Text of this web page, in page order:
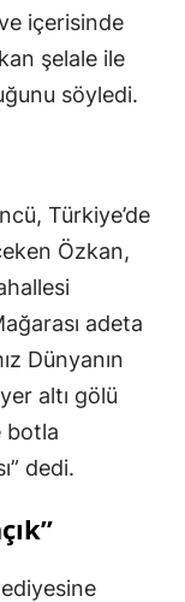
içerisinde
şelale ile
söyledi.
Türkiye’de
Özkan,
adeta
Dünyanın
altı gölü
botla
dedi.